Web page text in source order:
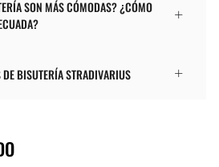
SON MÁS CÓMODAS? ¿CÓMO
BISUTERÍA STRADIVARIUS